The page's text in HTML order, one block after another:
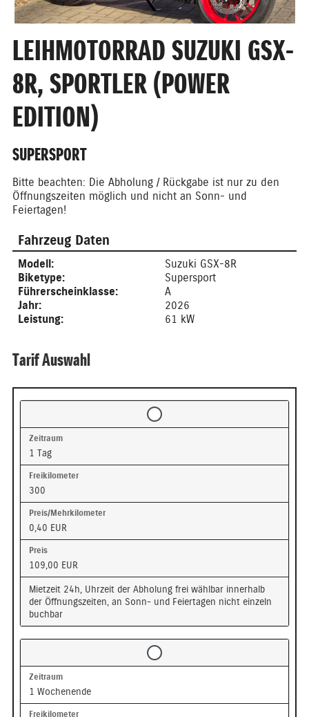
LEIHMOTORRAD SUZUKI GSX-
8R, SPORTLER (POWER
EDITION)
SUPERSPORT
Bitte beachten: Die Abholung / Rückgabe ist nur zu den
Öffnungszeiten möglich und nicht an Sonn- und
Feiertagen!
Fahrzeug Daten
Modell:
Suzuki GSX-8R
Biketype:
Supersport
Führerscheinklasse:
A
Jahr:
2026
Leistung:
61 kW
Tarif Auswahl
1 Tag
300
0,40 EUR
109,00 EUR
Mietzeit 24h, Uhrzeit der Abholung frei wählbar innerhalb
der Öffnungszeiten, an Sonn- und Feiertagen nicht einzeln
buchbar
1 Wochenende